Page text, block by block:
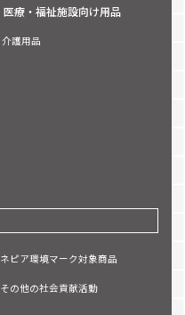
医療・福祉施設向け用品
介護用品
ネピア環境マーク対象商品
その他の社会貢献活動